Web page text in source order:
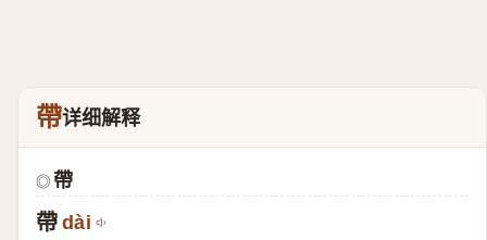
帶详细解释
◎ 帶
帶 dài